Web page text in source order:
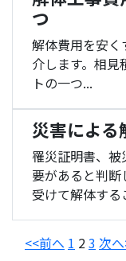
つ
解体費用を安
介します。相
トの一つ...
災害による
罹災証明書、
要があると判
受けて解体する
<<前へ 1 23 次